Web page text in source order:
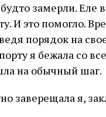
замерли. Еле
И это помогло.
порядок на
я бежала со
на обычный шаг.
заверещала я,